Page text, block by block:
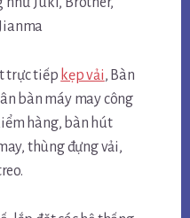
trực tiếp kẹp vải, Bàn
bàn máy may công
hàng, bàn hút
thùng đựng vải,